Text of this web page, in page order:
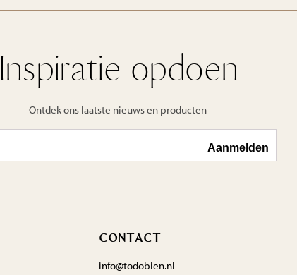
Inspiratie opdoen
Ontdek ons laatste nieuws en producten
CONTACT
info@todobien.nl